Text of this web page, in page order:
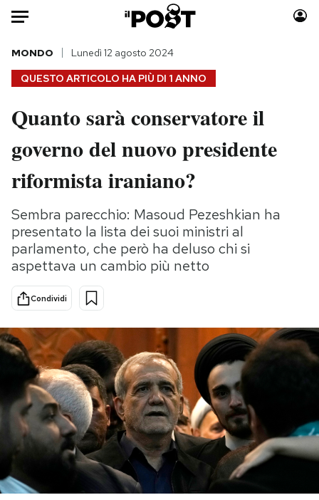
Auto
HOME
Italia
Politica
Tecnologia
Scienza
Cultura
Economia
Sport
Moda
Consumismi
Storie/Idee
Media
Europa
Altrecose
PODCAST
NEWSLETTER
I MIEI PREFERITI
SHOP
QUESTO ARTICOLO HA PIÙ DI 1 ANNO
MONDO Lunedì 12 agosto 2024
Quanto sarà conservatore il
governo del nuovo presidente
riformista iraniano?
Sembra parecchio: Masoud Pezeshkian ha
presentato la lista dei suoi ministri al
parlamento, che però ha deluso chi si
aspettava un cambio più netto
Condividi